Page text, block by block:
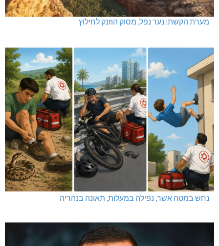
מערת הקשת: נער נפל, מסוק הוזנק לחילוץ
נחש במטה אשר, נפילה במעלות, תאונה בנהריה